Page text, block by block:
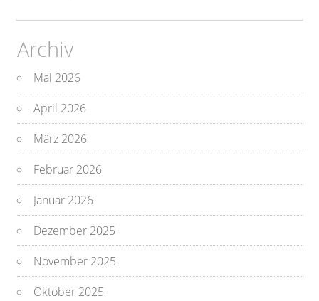
Archiv
Mai 2026
April 2026
März 2026
Februar 2026
Januar 2026
Dezember 2025
November 2025
Oktober 2025